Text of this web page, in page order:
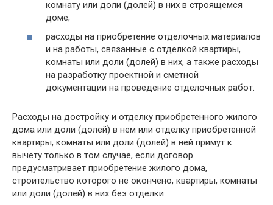
комнату или доли (долей) в них в строящемся
доме;
расходы на приобретение отделочных материалов
и на работы, связанные с отделкой квартиры,
комнаты или доли (долей) в них, а также расходы
на разработку проектной и сметной
документации на проведение отделочных работ.
Расходы на достройку и отделку приобретенного жилого
дома или доли (долей) в нем или отделку приобретенной
квартиры, комнаты или доли (долей) в ней примут к
вычету только в том случае, если договор
предусматривает приобретение жилого дома,
строительство которого не окончено, квартиры, комнаты
или доли (долей) в них без отделки.